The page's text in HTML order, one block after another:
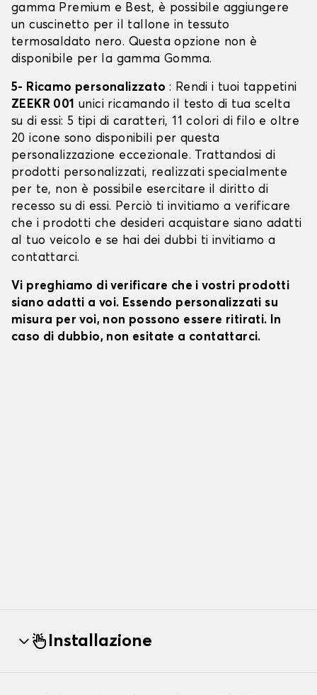
gamma Premium e Best, è possibile aggiungere
un cuscinetto per il tallone in tessuto
termosaldato nero. Questa opzione non è
disponibile per la gamma Gomma.
5- Ricamo personalizzato : Rendi i tuoi tappetini
ZEEKR 001 unici ricamando il testo di tua scelta
su di essi: 5 tipi di caratteri, 11 colori di filo e oltre
20 icone sono disponibili per questa
personalizzazione eccezionale. Trattandosi di
prodotti personalizzati, realizzati specialmente
per te, non è possibile esercitare il diritto di
recesso su di essi. Perciò ti invitiamo a verificare
che i prodotti che desideri acquistare siano adatti
al tuo veicolo e se hai dei dubbi ti invitiamo a
contattarci.
Vi preghiamo di verificare che i vostri prodotti
siano adatti a voi. Essendo personalizzati su
misura per voi, non possono essere ritirati. In
caso di dubbio, non esitate a contattarci.
Installazione